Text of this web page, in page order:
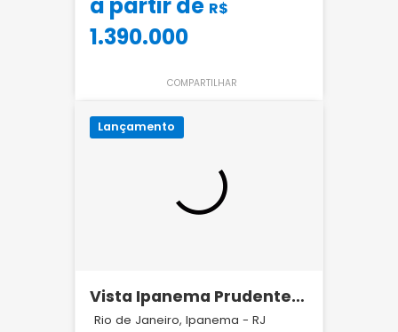
R$
1.390.000
COMPARTILHAR
Lançamento
Vista Ipanema Prudente
de Morais 281
Rio de Janeiro, Ipanema - RJ